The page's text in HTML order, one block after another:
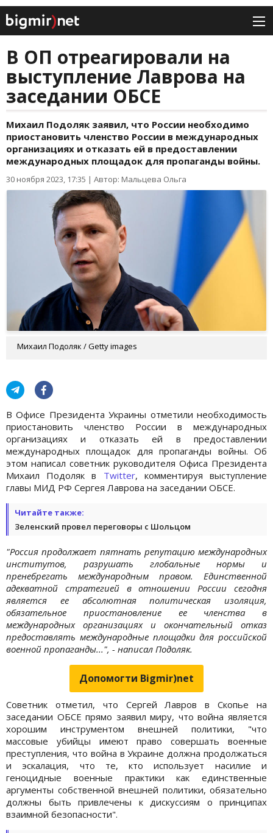
В ОП отреагировали на
выступление Лаврова на
заседании ОБСЕ
Михаил Подоляк заявил, что России необходимо
приостановить членство России в международных
организациях и отказать ей в предоставлении
международных площадок для пропаганды войны.
30 ноября 2023, 17:35 | Автор: Мальцева Ольга
Михаил Подоляк / Getty images
В Офисе Президента Украины отметили необходимость
приостановить членство России в международных
организациях и отказать ей в предоставлении
международных площадок для пропаганды войны. Об
этом написал советник руководителя Офиса Президента
Михаил Подоляк в Twitter, комментируя выступление
главы МИД РФ Сергея Лаврова на заседании ОБСЕ.
Читайте также:
Зеленский провел переговоры с Шольцом
"Россия продолжает пятнать репутацию международных
институтов, разрушать глобальные нормы и
пренебрегать международным правом. Единственной
адекватной стратегией в отношении России сегодня
является ее абсолютная политическая изоляция,
обязательное приостановление ее членства в
международных организациях и окончательный отказ
предоставлять международные площадки для российской
военной пропаганды...", - написал Подоляк.
Допомогти Bigmir)net
Советник отметил, что Сергей Лавров в Скопье на
заседании ОБСЕ прямо заявил миру, что война является
хорошим инструментом внешней политики, "что
массовые убийцы имеют право совершать военные
преступления, что война в Украине должна продолжаться
и эскалация, что те, кто использует насилие и
геноцидные военные практики как единственные
аргументы собственной внешней политики, обязательно
должны быть привлечены к дискуссиям о принципах
взаимной безопасности".